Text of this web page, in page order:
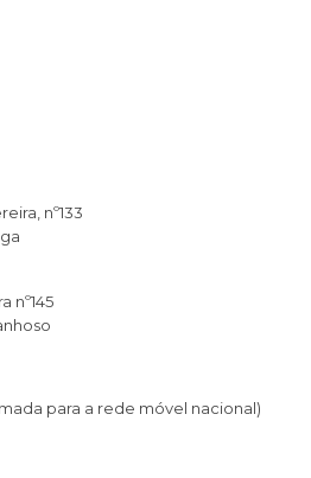
nº133
nº145
para a rede móvel nacional)